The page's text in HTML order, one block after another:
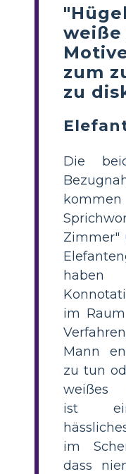
zum
zu
Die
Zimmer"
im
Mann
zu tun
weißes
ist ein
im
dass